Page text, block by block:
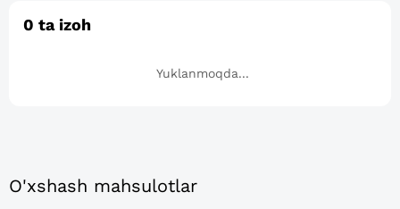
0 ta izoh
Yuklanmoqda...
O'xshash mahsulotlar